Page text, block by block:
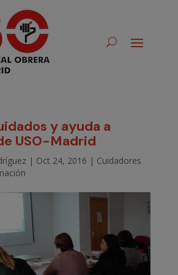
y ayuda a
USO-Madrid
| Oct 24, 2016 | Cuidadores